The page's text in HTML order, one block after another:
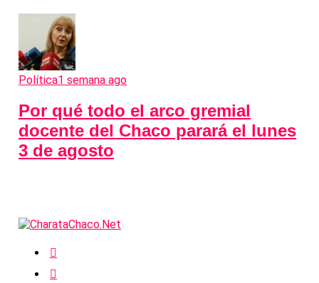
Política1 semana ago
Por qué todo el arco gremial
docente del Chaco parará el lunes
3 de agosto